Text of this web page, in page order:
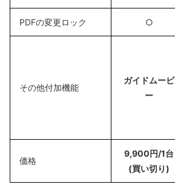
PDFの変更ロック ○
その他付加機能
ガイドムービ
ー
価格
9,900円/1台
(買い切り)